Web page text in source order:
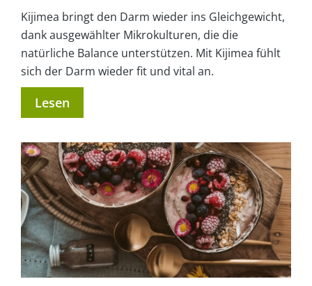
Kijimea bringt den Darm wieder ins Gleichgewicht,
dank ausgewählter Mikrokulturen, die die
natürliche Balance unterstützen. Mit Kijimea fühlt
sich der Darm wieder fit und vital an.
Lesen